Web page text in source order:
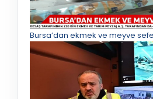
Bursa’dan ekmek ve meyve